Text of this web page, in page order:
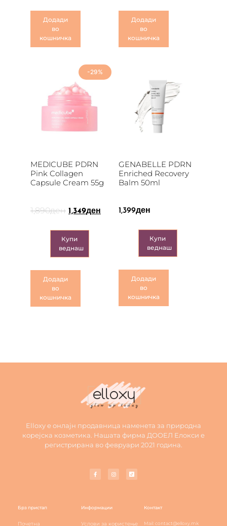
Додади
во
кошничка
Додади
во
кошничка
-29%
MEDICUBE PDRN
Pink Collagen
Capsule Cream 55g
1,890ден 1,349ден
Купи
веднаш
Додади
во
кошничка
GENABELLE PDRN
Enriched Recovery
Balm 50ml
1,399ден
Купи
веднаш
Додади
во
кошничка
Elloxy е онлајн продавница наменета за природна
корејска козметика. Нашата фирма ДООЕЛ Елокси е
регистрирана во февруари 2021 година.
Брз пристап
Почетна
Информации
Услови за користење
Контакт
Mail: contact@elloxy.mk